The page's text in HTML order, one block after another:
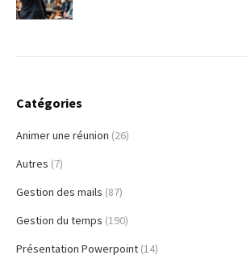
Catégories
Animer une réunion (26)
Autres (7)
Gestion des mails (87)
Gestion du temps (190)
Présentation Powerpoint (14)